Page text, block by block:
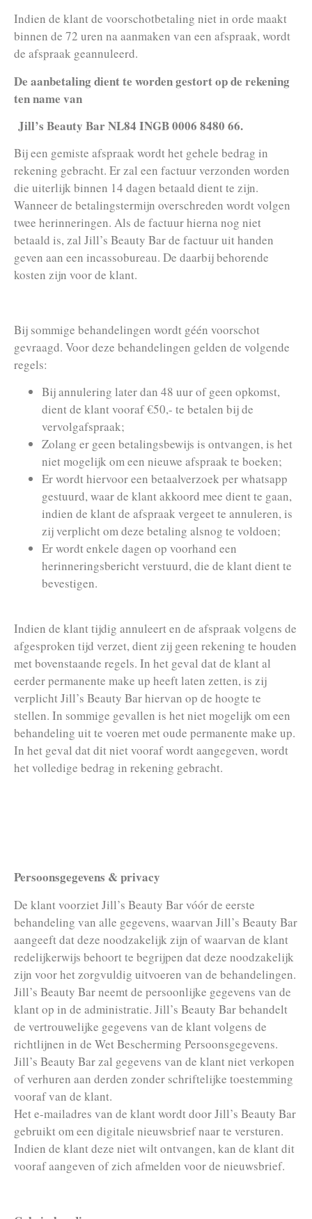
Indien de klant de voorschotbetaling niet in orde maakt
binnen de 72 uren na aanmaken van een afspraak, wordt
de afspraak geannuleerd.
De aanbetaling dient te worden gestort op de rekening
ten name van
Jill’s Beauty Bar NL84 INGB 0006 8480 66.
Bij een gemiste afspraak wordt het gehele bedrag in
rekening gebracht. Er zal een factuur verzonden worden
die uiterlijk binnen 14 dagen betaald dient te zijn.
Wanneer de betalingstermijn overschreden wordt volgen
twee herinneringen. Als de factuur hierna nog niet
betaald is, zal Jill’s Beauty Bar de factuur uit handen
geven aan een incassobureau. De daarbij behorende
kosten zijn voor de klant.
Bij sommige behandelingen wordt géén voorschot
gevraagd. Voor deze behandelingen gelden de volgende
regels:
Bij annulering later dan 48 uur of geen opkomst,
dient de klant vooraf €50,- te betalen bij de
vervolgafspraak;
Zolang er geen betalingsbewijs is ontvangen, is het
niet mogelijk om een nieuwe afspraak te boeken;
Er wordt hiervoor een betaalverzoek per whatsapp
gestuurd, waar de klant akkoord mee dient te gaan,
indien de klant de afspraak vergeet te annuleren, is
zij verplicht om deze betaling alsnog te voldoen;
Er wordt enkele dagen op voorhand een
herinneringsbericht verstuurd, die de klant dient te
bevestigen.
Indien de klant tijdig annuleert en de afspraak volgens de
afgesproken tijd verzet, dient zij geen rekening te houden
met bovenstaande regels. In het geval dat de klant al
eerder permanente make up heeft laten zetten, is zij
verplicht Jill’s Beauty Bar hiervan op de hoogte te
stellen. In sommige gevallen is het niet mogelijk om een
behandeling uit te voeren met oude permanente make up.
In het geval dat dit niet vooraf wordt aangegeven, wordt
het volledige bedrag in rekening gebracht.
Persoonsgegevens & privacy
De klant voorziet Jill’s Beauty Bar vóór de eerste
behandeling van alle gegevens, waarvan Jill’s Beauty Bar
aangeeft dat deze noodzakelijk zijn of waarvan de klant
redelijkerwijs behoort te begrijpen dat deze noodzakelijk
zijn voor het zorgvuldig uitvoeren van de behandelingen.
Jill’s Beauty Bar neemt de persoonlijke gegevens van de
klant op in de administratie. Jill’s Beauty Bar behandelt
de vertrouwelijke gegevens van de klant volgens de
richtlijnen in de Wet Bescherming Persoonsgegevens.
Jill’s Beauty Bar zal gegevens van de klant niet verkopen
of verhuren aan derden zonder schriftelijke toestemming
vooraf van de klant.
Het e-mailadres van de klant wordt door Jill’s Beauty Bar
gebruikt om een digitale nieuwsbrief naar te versturen.
Indien de klant deze niet wilt ontvangen, kan de klant dit
vooraf aangeven of zich afmelden voor de nieuwsbrief.